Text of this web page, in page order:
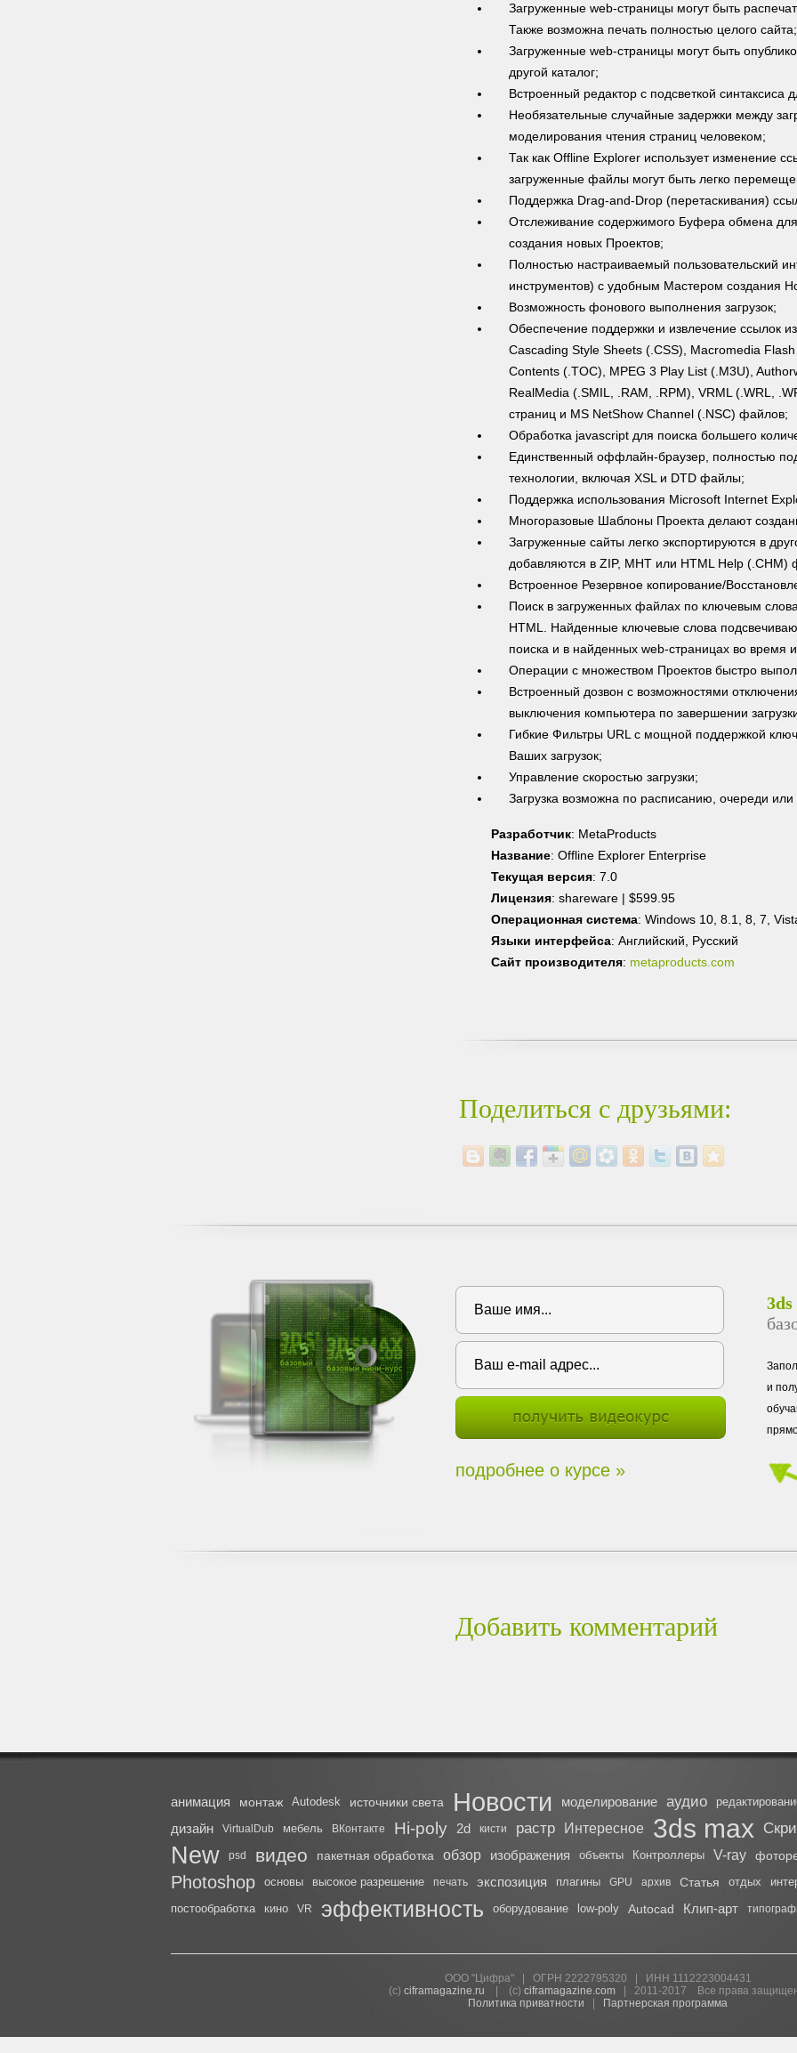
Загруженные web-страницы могут быть
Также возможна печать полностью целого сайта;
Загруженные web-страницы могут быть
другой каталог;
Встроенный редактор с подсветкой
Необязательные случайные задержки между
моделирования чтения страниц человеком;
Так как Offline Explorer использует изменение
загруженные файлы могут быть легко
Поддержка Drag-and-Drop (перетаскивания)
Отслеживание содержимого Буфера обмена для
создания новых Проектов;
Полностью настраиваемый пользовательский
инструментов) с удобным Мастером создания
Возможность фонового выполнения загрузок;
Обеспечение поддержки и извлечение ссылок
Cascading Style Sheets (.CSS), Macromedia
Contents (.TOC), MPEG 3 Play List (.M3U),
RealMedia (.SMIL, .RAM, .RPM), VRML (.WRL,
страниц и MS NetShow Channel (.NSC) файлов;
Обработка javascript для поиска большего
Единственный оффлайн-браузер, полностью
технологии, включая XSL и DTD файлы;
Поддержка использования Microsoft Internet
Многоразовые Шаблоны Проекта делают
Загруженные сайты легко экспортируются в
добавляются в ZIP, MHT или HTML Help
Встроенное Резервное копирование/
Поиск в загруженных файлах по ключевым
HTML. Найденные ключевые слова
поиска и в найденных web-страницах во время
Операции с множеством Проектов быстро
Встроенный дозвон с возможностями
выключения компьютера по завершении
Гибкие Фильтры URL с мощной поддержкой
Ваших загрузок;
Управление скоростью загрузки;
Загрузка возможна по расписанию, очереди
Разработчик: MetaProducts
Название: Offline Explorer Enterprise
Текущая версия: 7.0
Лицензия: shareware | $599.95
Операционная система: Windows 10, 8.1, 8, 7,
Языки интерфейса: Английский, Русский
Сайт производителя: metaproducts.com
Поделиться с друзьями:
подробнее о курсе »
3ds
и
Добавить комментарий
анимация монтаж Autodesk источники света Новости моделирование аудио
дизайн VirtualDub мебель ВКонтакте Hi-poly 2d кисти растр Интересное 3ds max
New psd видео пакетная обработка обзор изображения объекты Контроллеры V-ray
Photoshop основы высокое разрешение печать экспозиция плагины GPU архив Статья отдых
постообработка кино VR эффективность оборудование low-poly Autocad Клип-арт
ООО "Цифра" | ОГРН 2222795320 | ИНН 1112223004431
(с) ciframagazine.ru | (с) ciframagazine.com| 2011-2017 Все права
Политика приватности
Партнерская программа